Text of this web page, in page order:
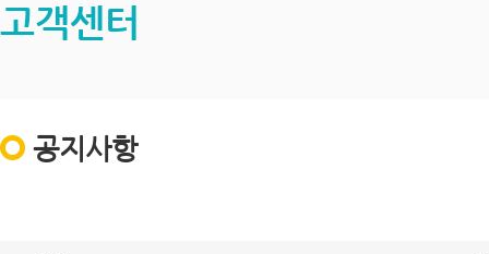
고객센터
공지사항